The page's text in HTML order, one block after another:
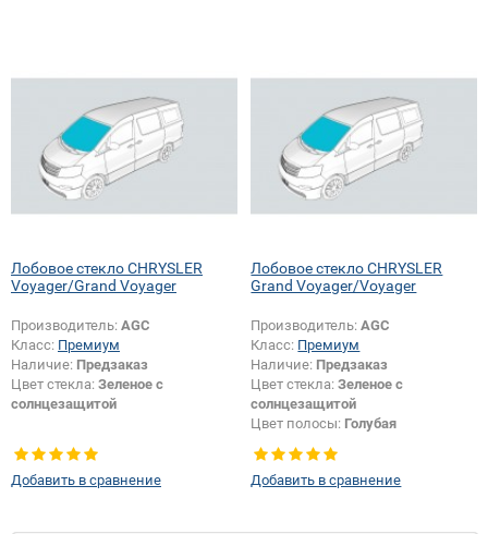
Лобовое стекло CHRYSLER
Voyager/Grand Voyager
Производитель: AGC
Класс: Премиум
Наличие: Предзаказ
Цвет стекла: Зеленое с
солнцезащитой
Добавить в сравнение
Лобовое стекло CHRYSLER
Grand Voyager/Voyager
Производитель:AGC
Класс: Премиум
Наличие: Предзаказ
Цвет стекла:Зеленое с
солнцезащитой
Цвет полосы: Голубая
Добавить в сравнение